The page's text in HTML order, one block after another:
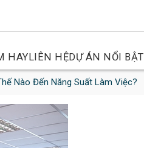
HAYLIÊN HỆDỰ ÁN NỔI BẬT
Nào Đến Năng Suất Làm Việc?